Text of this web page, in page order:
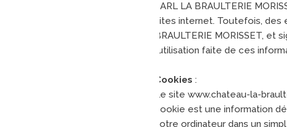
SARL LA BRAULTERIE
sites internet. Toutefois, des
BRAULTERIE MORISSET,
l’utilisation faite de ces
Cookies :
Le site www.chateau-la-
cookie est une information
votre ordinateur dans un